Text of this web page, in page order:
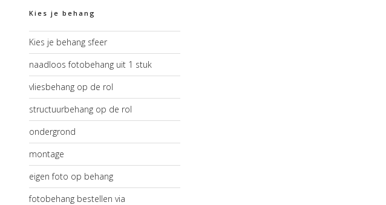
Kies je behang
Kies je behang sfeer
naadloos fotobehang uit 1 stuk
vliesbehang op de rol
structuurbehang op de rol
ondergrond
montage
eigen foto op behang
fotobehang bestellen via